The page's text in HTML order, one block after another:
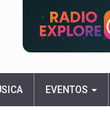
EVENTOS